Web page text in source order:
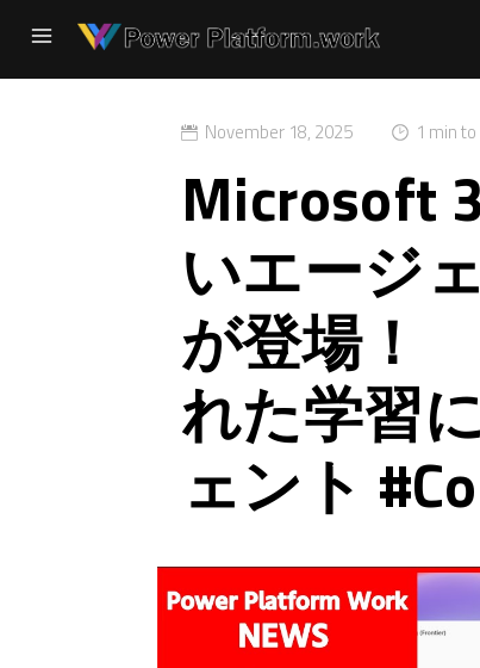
November 18, 2025 1 min
Microsoft
いエージ
が登場！
れた学習
ェント